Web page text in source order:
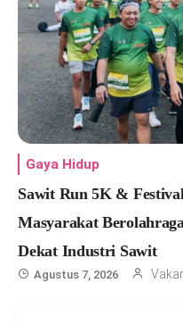
Gaya Hidup
Sawit Run 5K &
Masyarakat
Dekat Industri Sawit
Agustus 7, 2026